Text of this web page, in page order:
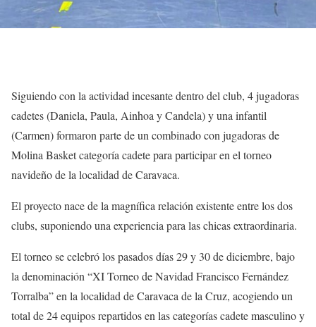
Siguiendo con la actividad incesante dentro del club, 4 jugadoras
cadetes (Daniela, Paula, Ainhoa y Candela) y una infantil
(Carmen) formaron parte de un combinado con jugadoras de
Molina Basket categoría cadete para participar en el torneo
navideño de la localidad de Caravaca.
El proyecto nace de la magnífica relación existente entre los dos
clubs, suponiendo una experiencia para las chicas extraordinaria.
El torneo se celebró los pasados días 29 y 30 de diciembre, bajo
la denominación “XI Torneo de Navidad Francisco Fernández
Torralba” en la localidad de Caravaca de la Cruz, acogiendo un
total de 24 equipos repartidos en las categorías cadete masculino y